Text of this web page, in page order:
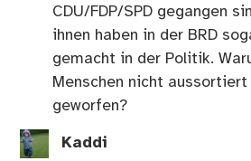
CDU/FDP/SPD gegangen
ihnen haben in der BRD
gemacht in der Politik.
Menschen nicht
geworfen?
Kaddi